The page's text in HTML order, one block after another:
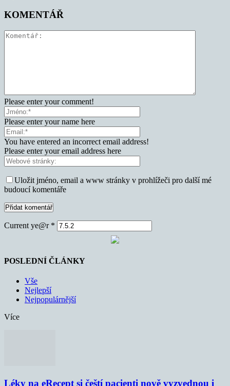
KOMENTÁŘ
Please enter your comment!
Please enter your name here
You have entered an incorrect email address!
Please enter your email address here
Uložit jméno, email a www stránky v prohlížeči pro další mé
budoucí komentáře
Current ye@r *
POSLEDNÍ ČLÁNKY
Vše
Nejlepší
Nejpopulárnější
Více
Léky na eRecept si čeští pacienti nově vyzvednou i